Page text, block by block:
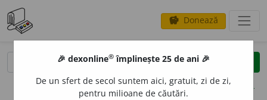
savings Donează
clear
opțiuni
🎉 dexonline® împlinește 25 de ani 🎉
De un sfert de secol suntem aici, gratuit, zi de zi,
pentru milioane de căutări.